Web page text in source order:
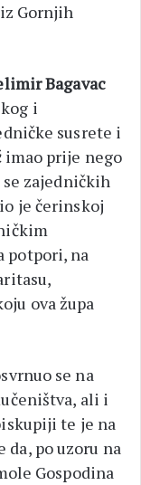
Gornjih
Bagavac
i
susrete i
imao prije nego
se zajedničkih
je čerinskoj
potpori, na
ova župa
se na
ali i
te je na
da, po uzoru na
Gospodina